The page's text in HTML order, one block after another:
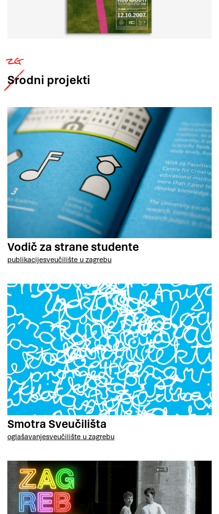
Srodni projekti
Vodič za strane studente
publikacijesveučilište u zagrebu
Smotra Sveučilišta
oglašavanjesveučilište u zagrebu